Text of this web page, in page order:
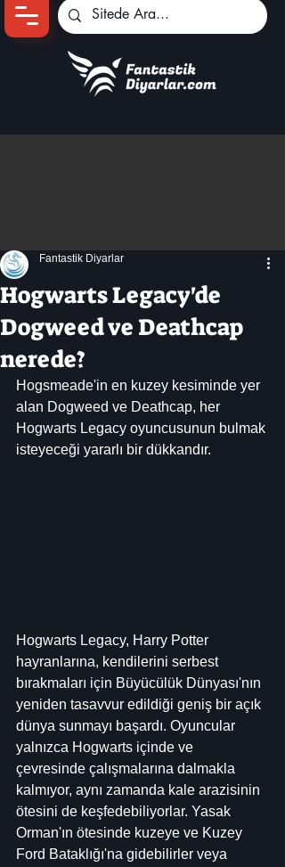
Black Desert
Dizi-Film Haberleri
Hogwarts Legacy'de
Dogweed ve Deathcap
nerede?
Fantastik Diyarlar
Hogsmeade'in en kuzey kesiminde yer
alan Dogweed ve Deathcap, her
Hogwarts Legacy oyuncusunun bulmak
isteyeceği yararlı bir dükkandır.
Hogwarts Legacy, Harry Potter
hayranlarına, kendilerini serbest
bırakmaları için Büyücülük Dünyası'nın
yeniden tasavvur edildiği geniş bir açık
dünya sunmayı başardı. Oyuncular
yalnızca Hogwarts içinde ve
çevresinde çalışmalarına dalmakla
kalmıyor, aynı zamanda kale arazisinin
ötesini de keşfedebiliyorlar. Yasak
Orman'ın ötesinde kuzeye ve Kuzey
Ford Bataklığı'na gidebilirler veya